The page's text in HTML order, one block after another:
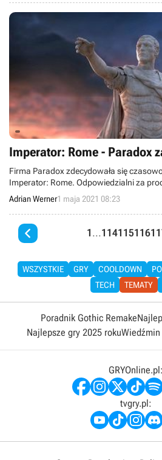
Imperator: Rome - Paradox
Firma Paradox zdecydowała się
Imperator: Rome. Odpowiedzialni za
oddelegowani do prac nad innymi
Adrian Werner1 maja 2021 08:23
 1 ...114115116
WSZYSTKIE GRY COOLDOWN
TECH
TEMATY
Poradnik Gothic Remake
Najlepsze gry 2025 rokuWiedźmin
GRYOnline.pl:
tvgry.pl: